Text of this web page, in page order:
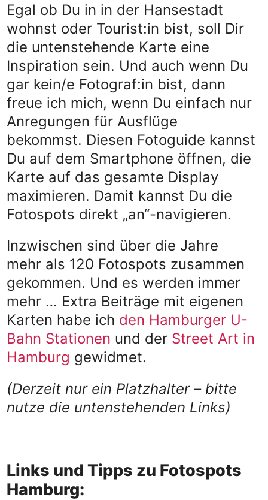
Egal ob Du in in der Hansestadt
wohnst oder Tourist:in bist, soll Dir
die untenstehende Karte eine
Inspiration sein. Und auch wenn Du
gar kein/e Fotograf:in bist, dann
freue ich mich, wenn Du einfach nur
Anregungen für Ausflüge
bekommst. Diesen Fotoguide kannst
Du auf dem Smartphone öffnen, die
Karte auf das gesamte Display
maximieren. Damit kannst Du die
Fotospots direkt „an“-navigieren.
Inzwischen sind über die Jahre
mehr als 120 Fotospots zusammen
gekommen. Und es werden immer
mehr … Extra Beiträge mit eigenen
Karten habe ich den Hamburger U-
Bahn Stationen und der Street Art in
Hamburg gewidmet.
(Derzeit nur ein Platzhalter – bitte
nutze die untenstehenden Links)
Links und Tipps zu Fotospots
Hamburg: